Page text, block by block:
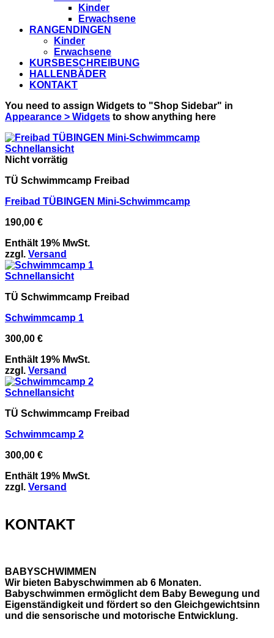
Kinder
Erwachsene
RANGENDINGEN
Kinder
Erwachsene
KURSBESCHREIBUNG
HALLENBÄDER
KONTAKT
You need to assign Widgets to "Shop Sidebar" in
Appearance > Widgets to show anything here
Schnellansicht
Nicht vorrätig
TÜ Schwimmcamp Freibad
Freibad TÜBINGEN Mini-Schwimmcamp
190,00 €
Enthält 19% MwSt.
zzgl. Versand
Schnellansicht
TÜ Schwimmcamp Freibad
Schwimmcamp 1
300,00 €
Enthält 19% MwSt.
zzgl. Versand
Schnellansicht
TÜ Schwimmcamp Freibad
Schwimmcamp 2
300,00 €
Enthält 19% MwSt.
zzgl. Versand
KONTAKT
BABYSCHWIMMEN
Wir bieten Babyschwimmen ab 6 Monaten.
Babyschwimmen ermöglicht dem Baby Bewegung und
Eigenständigkeit und fördert so den Gleichgewichtsinn
und die sensorische und motorische Entwicklung.